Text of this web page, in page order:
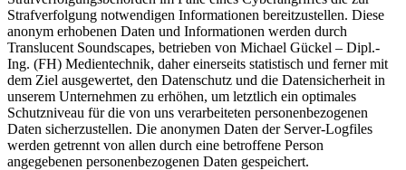
Strafverfolgung notwendigen Informationen bereitzustellen. Diese
anonym erhobenen Daten und Informationen werden durch
Translucent Soundscapes, betrieben von Michael Gückel – Dipl.-
Ing. (FH) Medientechnik, daher einerseits statistisch und ferner mit
dem Ziel ausgewertet, den Datenschutz und die Datensicherheit in
unserem Unternehmen zu erhöhen, um letztlich ein optimales
Schutzniveau für die von uns verarbeiteten personenbezogenen
Daten sicherzustellen. Die anonymen Daten der Server-Logfiles
werden getrennt von allen durch eine betroffene Person
angegebenen personenbezogenen Daten gespeichert.